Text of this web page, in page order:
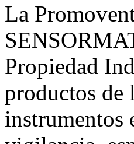
La
Propiedad
productos de
instrumentos